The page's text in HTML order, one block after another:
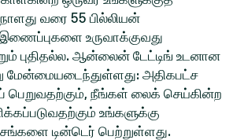
வரை 55 பில்லியன்
உருவாக்குவது
புதிதல்ல. ஆன்லைன் டேட்டிங் உடனான
மேன்மையடைந்துள்ளது: அதிகபட்ச
பெறுவதற்கும், நீங்கள் லைக் செய்கின்ற
உங்களுக்கு
டின்டெர் பெற்றுள்ளது.